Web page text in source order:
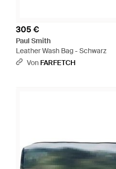
305 €
Paul Smith
Leather Wash Bag - Schwarz
Von FARFETCH